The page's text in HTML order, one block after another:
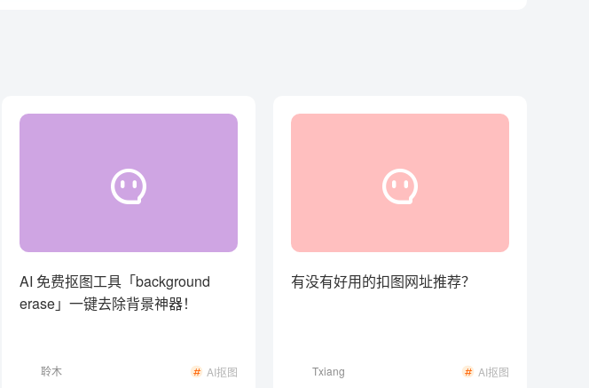
AI 免费抠图工具「background
erase」一键去除背景神器！
聆木 AI抠图
有没有好用的扣图网址推荐？
Txiang AI抠图